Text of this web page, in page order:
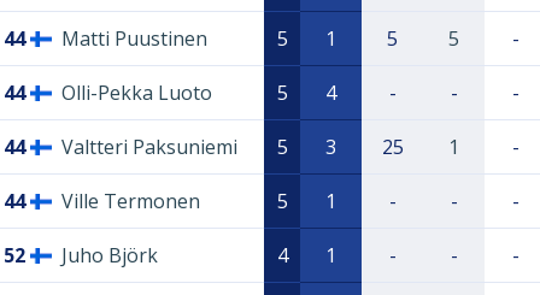
44 Matti Puustinen 5 1 5 5 -
44 Olli-Pekka Luoto 5 4 - - -
44 Valtteri Paksuniemi 5 3 25 1 -
44 Ville Termonen 5 1 - - -
52 Juho Björk 4 1 - - -